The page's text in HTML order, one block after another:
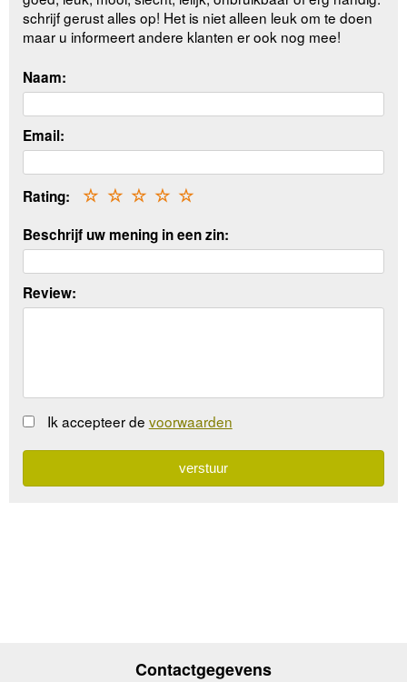
schrijf gerust alles op! Het is niet alleen leuk om te doen
maar u informeert andere klanten er ook nog mee!
Naam:
Email:
Rating: ☆
☆
☆
☆
☆
Beschrijf uw mening in een zin:
Review:
Ik accepteer de voorwaarden
Contactgegevens